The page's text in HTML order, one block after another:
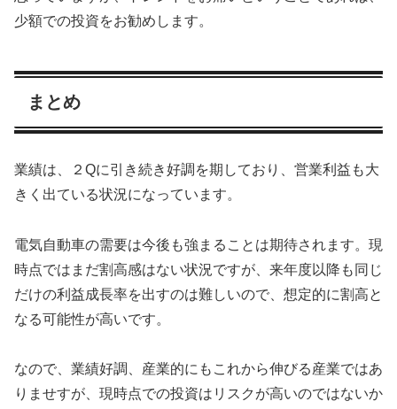
少額での投資をお勧めします。
まとめ
業績は、２Qに引き続き好調を期しており、営業利益も大
きく出ている状況になっています。
電気自動車の需要は今後も強まることは期待されます。現
時点ではまだ割高感はない状況ですが、来年度以降も同じ
だけの利益成長率を出すのは難しいので、想定的に割高と
なる可能性が高いです。
なので、業績好調、産業的にもこれから伸びる産業ではあ
りませすが、現時点での投資はリスクが高いのではないか